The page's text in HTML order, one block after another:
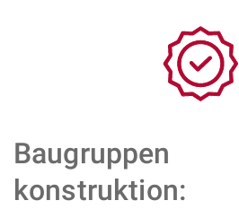
Baugruppen
konstruktion: